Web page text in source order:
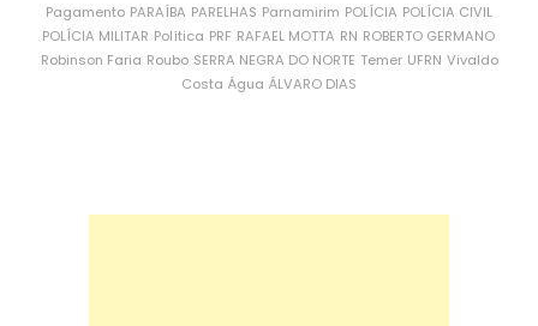
Pagamento PARAÍBA PARELHAS Parnamirim POLÍCIA POLÍCIA CIVIL
POLÍCIA MILITAR Política PRF RAFAEL MOTTA RN ROBERTO GERMANO
Robinson Faria Roubo SERRA NEGRA DO NORTE Temer UFRN Vivaldo
Costa Água ÁLVARO DIAS